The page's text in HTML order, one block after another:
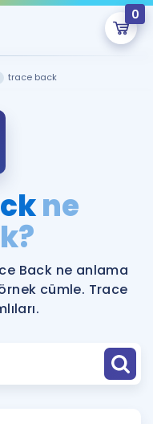
0
onlarca eğitim seni
Gramer
trace back
ne
Back ne anlama
cümle. Trace